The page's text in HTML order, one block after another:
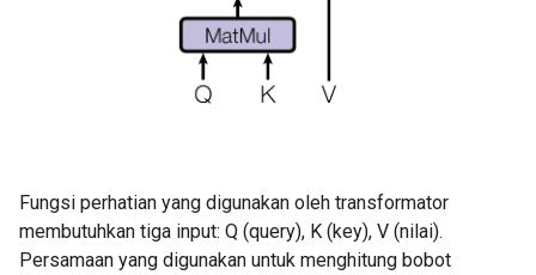
Fungsi perhatian yang digunakan oleh transformator
membutuhkan tiga input: Q (query), K (key), V (nilai).
Persamaan yang digunakan untuk menghitung bobot